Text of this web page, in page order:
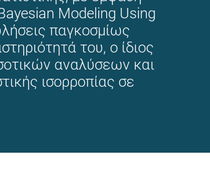
Modeling Using
παγκοσμίως
του, ο ίδιος
αναλύσεων και
ισορροπίας σε